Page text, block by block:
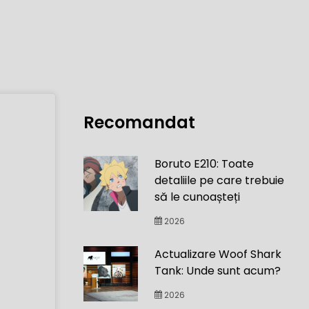
Recomandat
Boruto E210: Toate
detaliile pe care trebuie
să le cunoașteți
2026
Actualizare Woof Shark
Tank: Unde sunt acum?
2026